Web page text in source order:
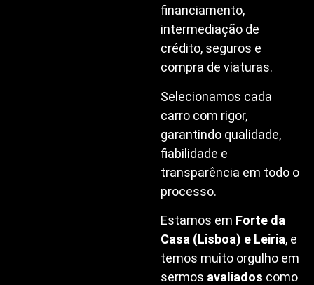
financiamento,
intermediação de
crédito, seguros e
compra de viaturas.
Selecionamos cada
carro com rigor,
garantindo qualidade,
fiabilidade e
transparência em todo o
processo.
Estamos em Forte da
Casa (Lisboa) e Leiria, e
temos muito orgulho em
sermos avaliados como